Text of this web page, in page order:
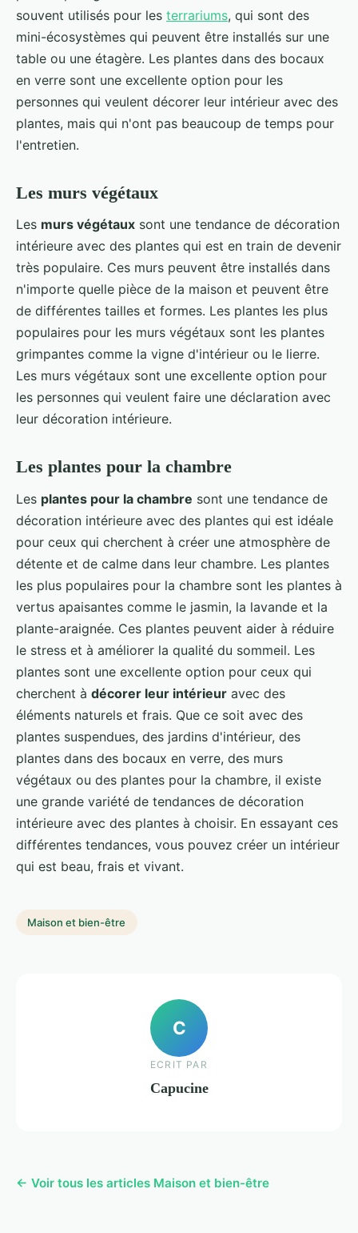
souvent utilisés pour les terrariums, qui sont des
mini-écosystèmes qui peuvent être installés sur une
table ou une étagère. Les plantes dans des bocaux
en verre sont une excellente option pour les
personnes qui veulent décorer leur intérieur avec des
plantes, mais qui n'ont pas beaucoup de temps pour
l'entretien.
Les murs végétaux
Les murs végétaux sont une tendance de décoration
intérieure avec des plantes qui est en train de devenir
très populaire. Ces murs peuvent être installés dans
n'importe quelle pièce de la maison et peuvent être
de différentes tailles et formes. Les plantes les plus
populaires pour les murs végétaux sont les plantes
grimpantes comme la vigne d'intérieur ou le lierre.
Les murs végétaux sont une excellente option pour
les personnes qui veulent faire une déclaration avec
leur décoration intérieure.
Les plantes pour la chambre
Les plantes pour la chambre sont une tendance de
décoration intérieure avec des plantes qui est idéale
pour ceux qui cherchent à créer une atmosphère de
détente et de calme dans leur chambre. Les plantes
les plus populaires pour la chambre sont les plantes à
vertus apaisantes comme le jasmin, la lavande et la
plante-araignée. Ces plantes peuvent aider à réduire
le stress et à améliorer la qualité du sommeil. Les
plantes sont une excellente option pour ceux qui
cherchent à décorer leur intérieur avec des
éléments naturels et frais. Que ce soit avec des
plantes suspendues, des jardins d'intérieur, des
plantes dans des bocaux en verre, des murs
végétaux ou des plantes pour la chambre, il existe
une grande variété de tendances de décoration
intérieure avec des plantes à choisir. En essayant ces
différentes tendances, vous pouvez créer un intérieur
qui est beau, frais et vivant.
Maison et bien-être
C
ECRIT PAR
Capucine
← Voir tous les articles Maison et bien-être